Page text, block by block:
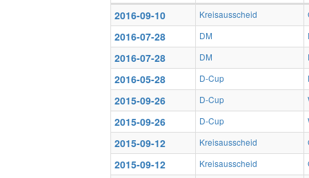
2016-09-10
Kreisausscheid
2016-07-28 DM
2016-07-28 DM
2016-05-28 D-Cup
2015-09-26 D-Cup
2015-09-26 D-Cup
2015-09-12 Kreisausscheid
2015-09-12 Kreisausscheid